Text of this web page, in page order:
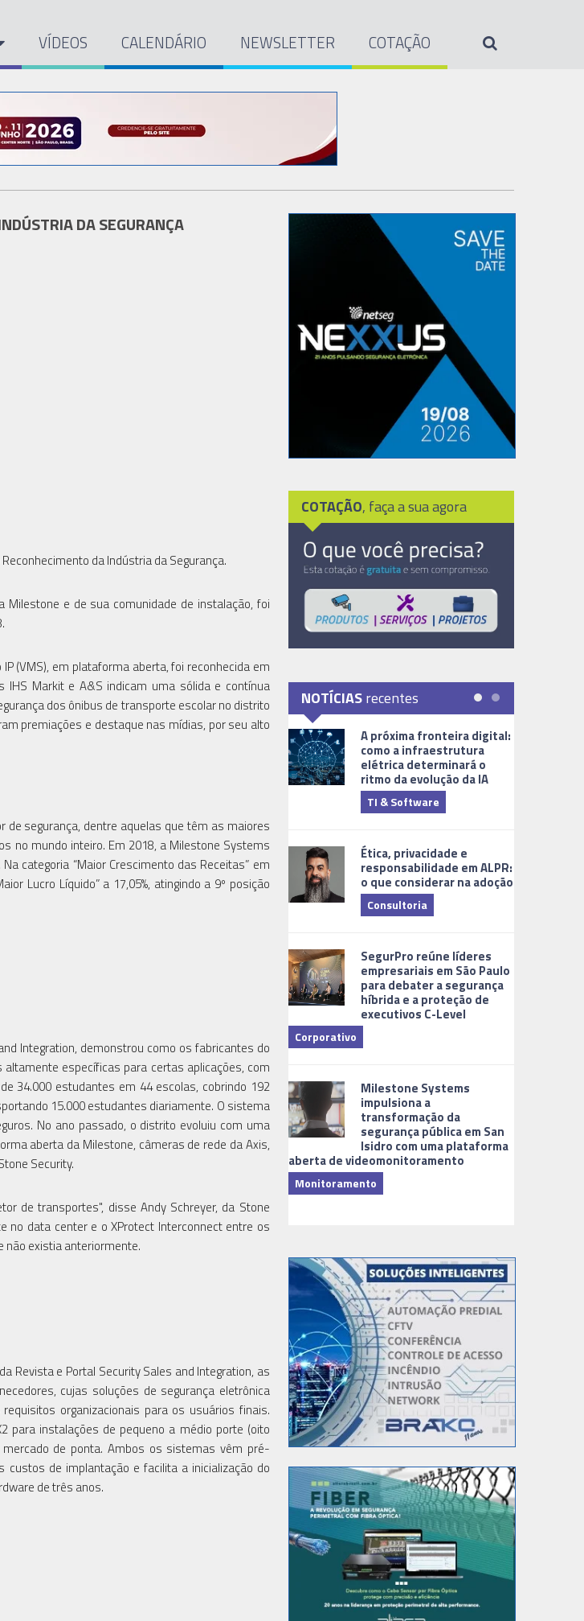
VÍDEOS CALENDÁRIO NEWSLETTER COTAÇÃO
DA SEGURANÇA
da Indústria da Segurança.
Milestone e de sua comunidade de instalação, foi
(VMS), em plataforma aberta, foi reconhecida em
Markit e A&S indicam uma sólida e contínua
dos ônibus de transporte escolar no distrito
premiações e destaque nas mídias, por seu alto
segurança, dentre aquelas que têm as maiores
no mundo inteiro. Em 2018, a Milestone Systems
categoria “Maior Crescimento das Receitas” em
Lucro Líquido” a 17,05%, atingindo a 9º posição
Integration, demonstrou como os fabricantes do
específicas para certas aplicações, com
34.000 estudantes em 44 escolas, cobrindo 192
15.000 estudantes diariamente. O sistema
No ano passado, o distrito evoluiu com uma
aberta da Milestone, câmeras de rede da Axis,
Security.
de transportes", disse Andy Schreyer, da Stone
no data center e o XProtect Interconnect entre os
não existia anteriormente.
Revista e Portal Security Sales and Integration, as
cujas soluções de segurança eletrônica
organizacionais para os usuários finais.
para instalações de pequeno a médio porte (oito
de ponta. Ambos os sistemas vêm pré-
de implantação e facilita a inicialização do
de três anos.
COTAÇÃO, faça a sua agora
NOTÍCIASrecentes
A próxima fronteira digital:
como a infraestrutura
elétrica determinará o
ritmo da evolução da IA
TI & Software
Ética, privacidade e
responsabilidade em ALPR:
o que considerar na adoção
Consultoria
SegurPro reúne líderes
empresariais em São Paulo
para debater a segurança
híbrida e a proteção de
executivos C-Level
Corporativo
Milestone Systems
impulsiona a
transformação da
segurança pública em San
Isidro com uma plataforma
aberta de videomonitoramento
Monitoramento